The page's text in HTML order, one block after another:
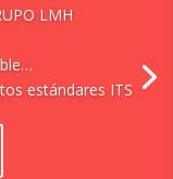
LMH
estándares ITS